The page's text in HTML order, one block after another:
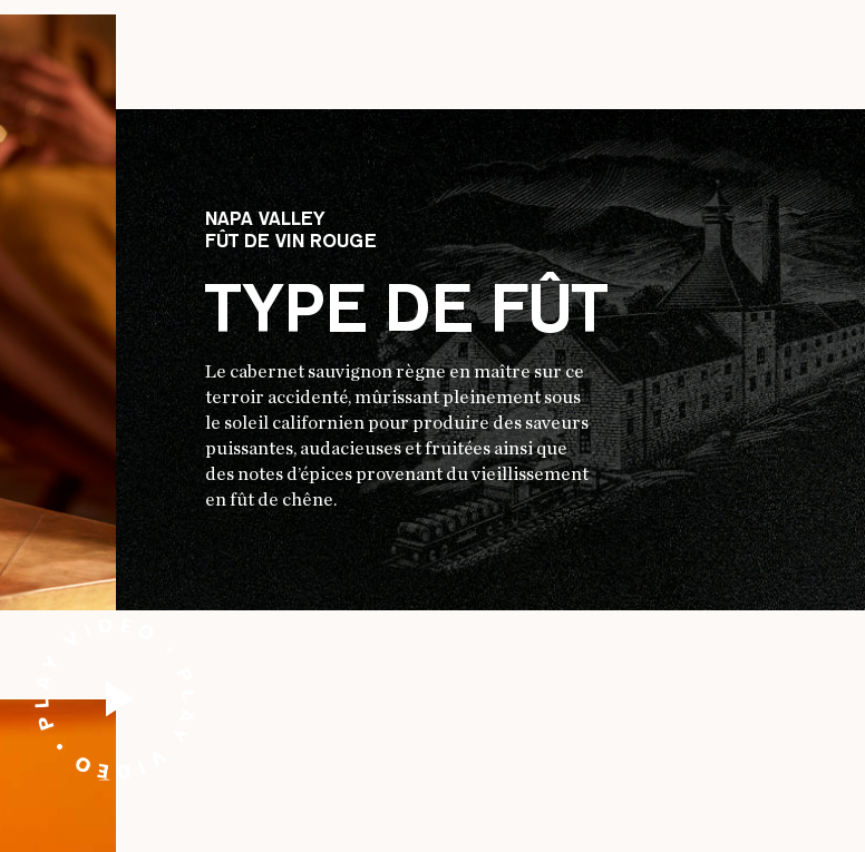
NAPA VALLEY
FÛT DE VIN ROUGE
TYPE DE FÛT
Le cabernet sauvignon règne en maître sur ce
terroir accidenté, mûrissant pleinement sous
le soleil californien pour produire des saveurs
puissantes, audacieuses et fruitées ainsi que
des notes d’épices provenant du vieillissement
en fût de chêne.